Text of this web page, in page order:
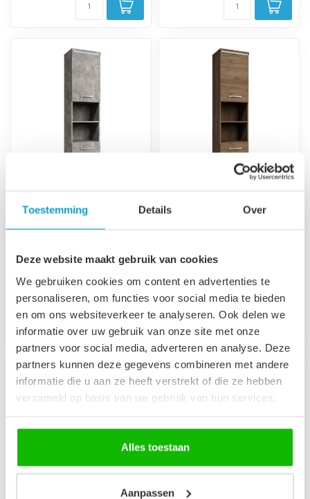
Toestemming Details Over
Deze website maakt gebruik van cookies
We gebruiken cookies om content en advertenties te
personaliseren, om functies voor social media te bieden
en om ons websiteverkeer te analyseren. Ook delen we
informatie over uw gebruik van onze site met onze
partners voor social media, adverteren en analyse. Deze
partners kunnen deze gegevens combineren met andere
informatie die u aan ze heeft verstrekt of die ze hebben
verzameld op basis van uw gebruik van hun services.
Alles toestaan
Aanpassen
Badkamerkast Paso 35
x 35 x 160 cm - beton
grijs
twee deuren. De deuren zijn
linksom of rechtsom te
monter...
€149,00
Op voorraad
Badkamerkast Paso 35
twee deuren. De deuren zijn
linksom of rechtsom te
monter...
€149,00
Op voorraad